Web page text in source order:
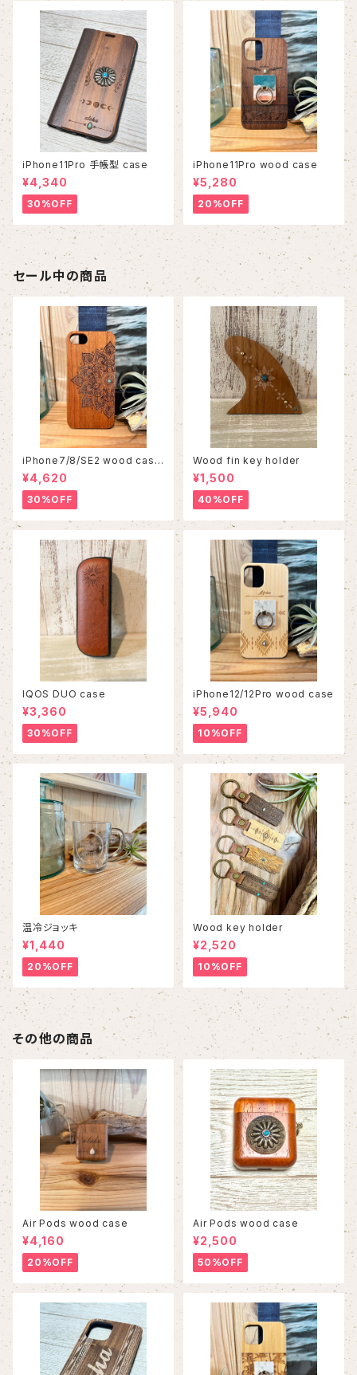
iPhone11Pro 手帳型 case
¥4,340
30%OFF
iPhone11Pro wood case
¥5,280
20%OFF
セール中の商品
iPhone7/8/SE2 wood case
86
¥4,620
30%OFF
Wood fin key holder
¥1,500
40%OFF
IQOS DUO case
¥3,360
30%OFF
iPhone12/12Pro wood case
¥5,940
10%OFF
温冷ジョッキ
¥1,440
20%OFF
Wood key holder
¥2,520
10%OFF
その他の商品
Air Pods wood case
¥4,160
20%OFF
Air Pods wood case
¥2,500
50%OFF